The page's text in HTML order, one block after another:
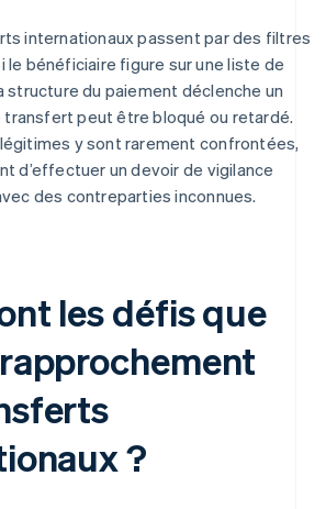
internationaux passent par des filtres
le bénéficiaire figure sur une liste de
structure du paiement déclenche un
transfert peut être bloqué ou retardé.
y sont rarement confrontées,
d’effectuer un devoir de vigilance
des contreparties inconnues.
les défis que
?